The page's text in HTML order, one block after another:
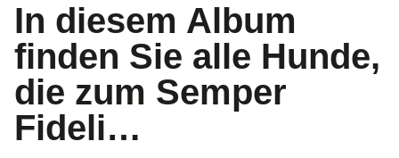
In diesem Album
finden Sie alle Hunde,
die zum Semper
Fideli…